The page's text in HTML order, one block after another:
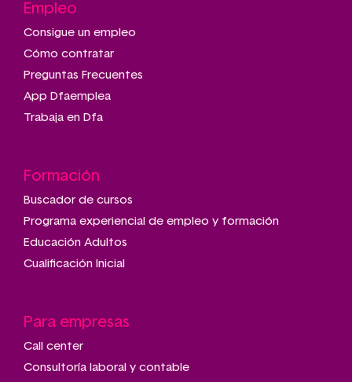
Empleo
Consigue un empleo
Cómo contratar
Preguntas Frecuentes
App Dfaemplea
Trabaja en Dfa
Formación
Buscador de cursos
Programa experiencial de empleo y formación
Educación Adultos
Cualificación Inicial
Para empresas
Call center
Consultoría laboral y contable